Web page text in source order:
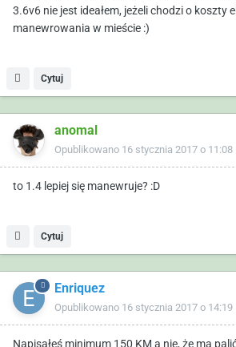
3.6v6 nie jest ideałem, jeżeli chodzi o koszty
manewrowania w mieście :)
Cytuj
anomal
Opublikowano 16 stycznia 2017 o 11:08
to 1.4 lepiej się manewruje? :D
Cytuj
Enriquez
Opublikowano 16 stycznia 2017 o 14:19
Napisałeś minimum 150 KM a nie, że ma